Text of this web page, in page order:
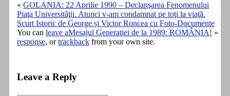
« GOLANIA: 22 Aprilie 1990 – Declanşarea Fenomenului
Piaţa Universităţii. Atunci v-am condamnat pe toţi la viaţă.
Scurt Istoric de George și Victor Roncea cu Foto-Documente
Mesajul Generaţiei de la 1989: ROMÂNIA! »
You can leave a
response, ortrackback from your own site.
Leave a Reply